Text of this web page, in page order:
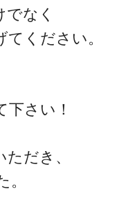
なく
ください。
さい！
だき、